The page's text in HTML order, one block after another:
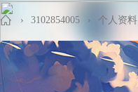
教
› 3102854005 › 个人资料